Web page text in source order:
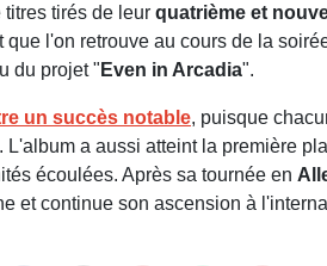
tirés de leur quatrième et
l'on retrouve au cours de la
du projet " Even in Arcadia".
un succès notable, puisque
. L'album a aussi atteint la première
écoulées. Après sa tournée en
et continue son ascension à